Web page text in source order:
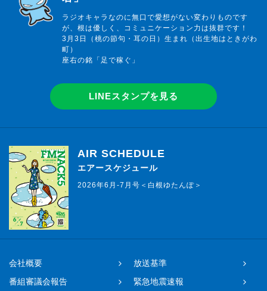
ラジオキャラなのに無口で愛想がない変わりものです
が、根は優しく、コミュニケーション力は抜群です！
3月3日（桃の節句・耳の日）生まれ（出生地はときがわ
町）
座右の銘「足で稼ぐ」
LINEスタンプを見る
AIR SCHEDULE
エアースケジュール
2026年6月-7月号＜白根ゆたんぽ＞
会社概要
放送基準
番組審議会報告
緊急地震速報